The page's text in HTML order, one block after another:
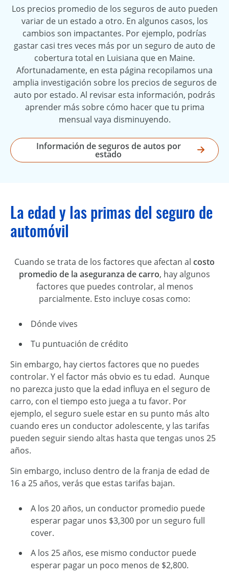
Los precios promedio de los seguros de auto pueden
variar de un estado a otro. En algunos casos, los
cambios son impactantes. Por ejemplo, podrías
gastar casi tres veces más por un seguro de auto de
cobertura total en Luisiana que en Maine.
Afortunadamente, en esta página recopilamos una
amplia investigación sobre los precios de seguros de
auto por estado. Al revisar esta información, podrás
aprender más sobre cómo hacer que tu prima
mensual vaya disminuyendo.
Información de seguros de autos por
estado
La edad y las primas del seguro de
automóvil
Cuando se trata de los factores que afectan al costo
promedio de la aseguranza de carro, hay algunos
factores que puedes controlar, al menos
parcialmente. Esto incluye cosas como:
Dónde vives
Tu puntuación de crédito
Sin embargo, hay ciertos factores que no puedes
controlar. Y el factor más obvio es tu edad. Aunque
no parezca justo que la edad influya en el seguro de
carro, con el tiempo esto juega a tu favor. Por
ejemplo, el seguro suele estar en su punto más alto
cuando eres un conductor adolescente, y las tarifas
pueden seguir siendo altas hasta que tengas unos 25
años.
Sin embargo, incluso dentro de la franja de edad de
16 a 25 años, verás que estas tarifas bajan.
A los 20 años, un conductor promedio puede
esperar pagar unos $3,300 por un seguro full
cover.
A los 25 años, ese mismo conductor puede
esperar pagar un poco menos de $2,800.